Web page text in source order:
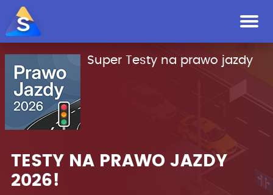
Super Testy na prawo jazdy
TESTY NA PRAWO JAZDY
2026!